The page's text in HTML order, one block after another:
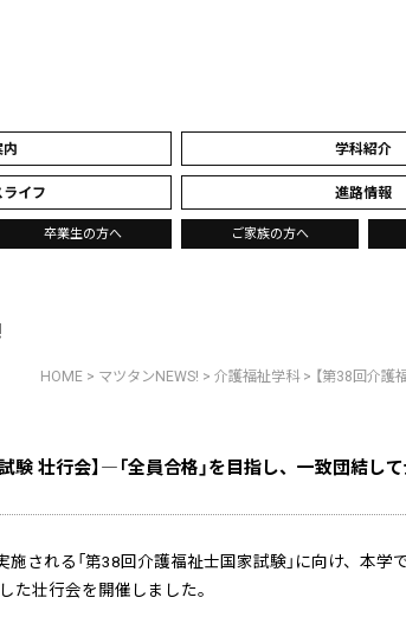
内 学科紹介
ライフ 進路情報
卒業生の方へ ご家族の方へ
HOME > マツタンNEWS! > 介護福祉学科> 【第38回介護
験 壮行会】―「全員合格」を目指し、一致団結し
施される「第38回介護福祉士国家試験」に向け、本学
た壮行会を開催しました。